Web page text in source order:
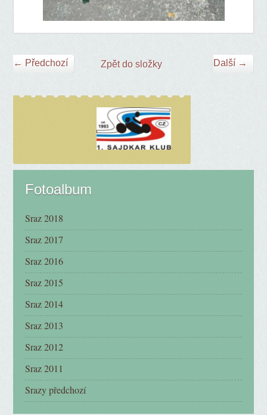
← Předchozí Další →
Zpět do složky
Fotoalbum
Sraz 2018
Sraz 2017
Sraz 2016
Sraz 2015
Sraz 2014
Sraz 2013
Sraz 2012
Sraz 2011
Srazy předchozí